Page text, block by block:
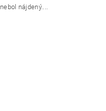
nebol nájdený....